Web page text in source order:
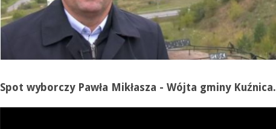
Spot wyborczy Pawła Mikłasza - Wójta gminy Kuźnica.